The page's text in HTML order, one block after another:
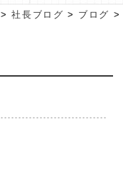
>社長ブログ > ブログ >